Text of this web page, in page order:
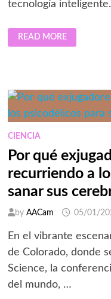
tecnología inteligente.
ZEBRASNAP:
LA
PLATAFORMA
A
VENDER
IMÁGENES
DE
EVENTOS
DEPORTIVOS
READ MORE
CIENCIA
Por qué
recurriendo a
sanar sus
by AACam 05/01/
En el vibrante
de Colorado, donde
Science, la
del mundo, …